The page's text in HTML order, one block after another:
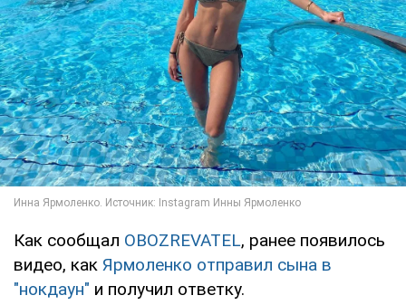
Как сообщал OBOZREVATEL, ранее появилось
видео, как Ярмоленко отправил сына в
"нокдаун" и получил ответку.